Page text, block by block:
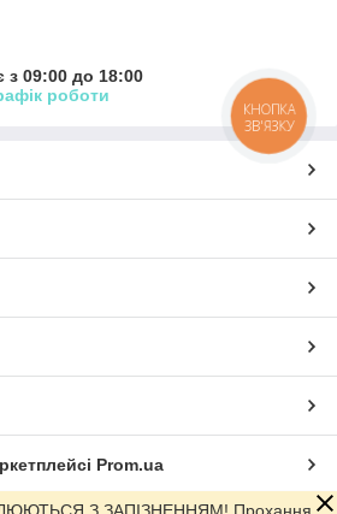
з 09:00 до 18:00
роботи
Prom.ua
КНОПКА
ЗВ'ЯЗКУ